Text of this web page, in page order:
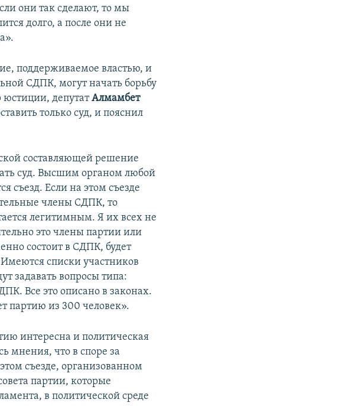
они так сделают, то мы
долго, а после они не
поддерживаемое властью, и
СДПК, могут начать борьбу
юстиции, депутатАлмамбет
только суд, и пояснил
составляющей решение
суд. Высшим органом любой
съезд. Если на этом съезде
члены СДПК, то
легитимным. Я их всех не
это члены партии или
состоит в СДПК, будет
списки участников
задавать вопросы типа:
Все это описано в законах.
партию из 300 человек».
интересна и политическая
мнения, что в споре за
съезде, организованном
партии, которые
в политической среде